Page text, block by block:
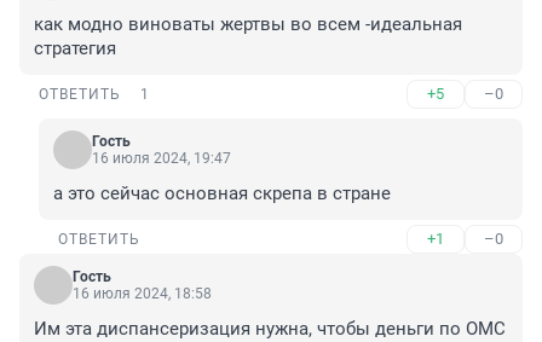
как модно виноваты жертвы во всем -идеальная
стратегия
ОТВЕТИТЬ 1 +5 –0
Гость
16 июля 2024, 19:47
а это сейчас основная скрепа в стране
ОТВЕТИТЬ +1 –0
Гость
16 июля 2024, 18:58
Им эта диспансеризация нужна, чтобы деньги по ОМС